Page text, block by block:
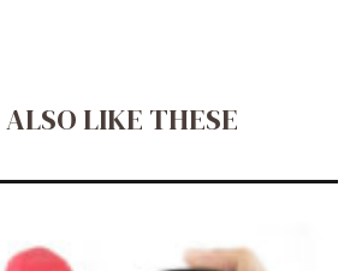
LIKE THESE